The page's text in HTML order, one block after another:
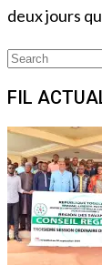
deux jours
Search
FIL